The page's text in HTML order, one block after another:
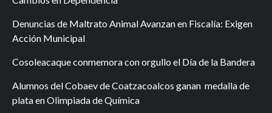
Denuncias de Maltrato Animal Avanzan en Fiscalía: Exigen
Acción Municipal
Cosoleacaque conmemora con orgullo el Día de la Bandera
Alumnos del Cobaev de Coatzacoalcos ganan medalla de
plata en Olimpiada de Química